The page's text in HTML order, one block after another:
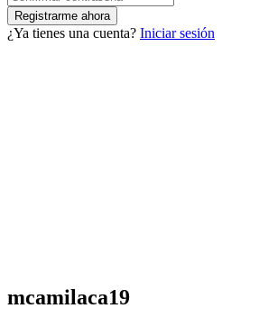
¿Ya tienes una cuenta? Iniciar sesión
mcamilaca19